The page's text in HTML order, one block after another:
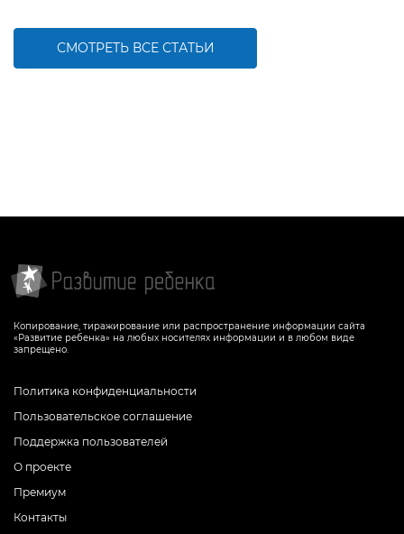
СМОТРЕТЬ ВСЕ СТАТЬИ
Копирование, тиражирование или распространение информации сайта
«Развитие ребенка» на любых носителях информации и в любом виде
запрещено.
Политика конфиденциальности
Пользовательское соглашение
Поддержка пользователей
О проекте
Премиум
Контакты